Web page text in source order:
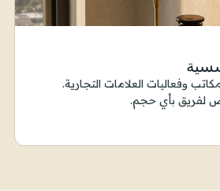
وفعاليات العلامات التجارية.
لفريق بأي حجم.